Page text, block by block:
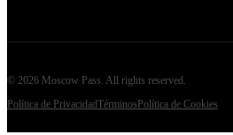
© 2026 Moscow Pass. All rights reserved.
Política de PrivacidadTérminos Política de Cookies